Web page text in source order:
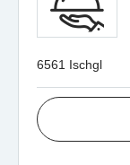
6561 Ischgl